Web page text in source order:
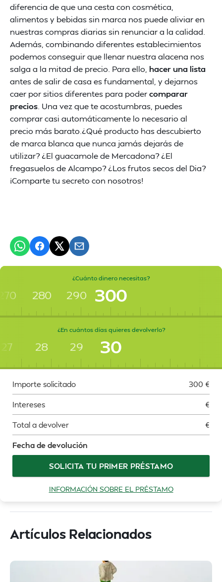
diferencia de que una cesta con cosmética,
alimentos y bebidas sin marca nos puede aliviar en
nuestras compras diarias sin renunciar a la calidad.
Además, combinando diferentes establecimientos
podemos conseguir que llenar nuestra alacena nos
salga a la mitad de precio. Para ello, hacer una lista
antes de salir de casa es fundamental, y dejarnos
caer por sitios diferentes para podercomparar
precios . Una vez que te acostumbras, puedes
comprar casi automáticamente lo necesario al
precio más barato.¿Qué producto has descubierto
de marca blanca que nunca jamás dejarás de
utilizar? ¿El guacamole de Mercadona? ¿El
fregasuelos de Alcampo? ¿Los frutos secos del Dia?
¡Comparte tu secreto con nosotros!
¿Cuánto dinero necesitas?
280 290 300
¿En cuántos días quieres devolverlo?
27 28 29 30
Importe solicitado 300 €
Intereses €
Total a devolver €
Fecha de devolución
SOLICITA TU PRIMER PRÉSTAMO
INFORMACIÓN SOBRE EL PRÉSTAMO
Artículos Relacionados